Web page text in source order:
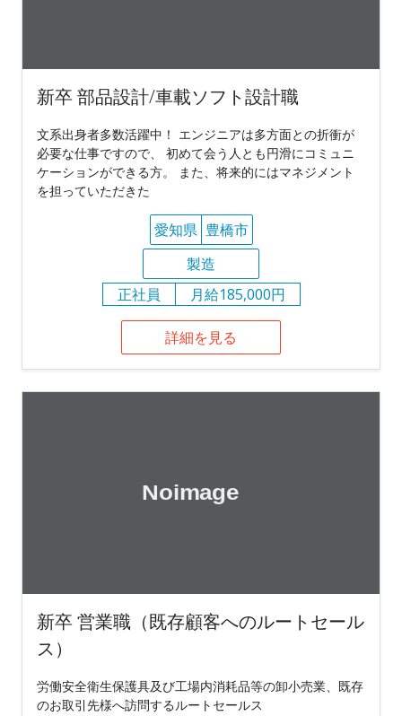
新卒 部品設計/車載ソフト設計職
文系出身者多数活躍中！ エンジニアは多方面との折衝が
必要な仕事ですので、 初めて会う人とも円滑にコミュニ
ケーションができる方。 また、将来的にはマネジメント
を担っていただきた
愛知県 豊橋市
製造
正社員
月給185,000円
詳細を見る
新卒 営業職（既存顧客へのルートセール
ス）
労働安全衛生保護具及び工場内消耗品等の卸小売業、既存
のお取引先様へ訪問するルートセールス